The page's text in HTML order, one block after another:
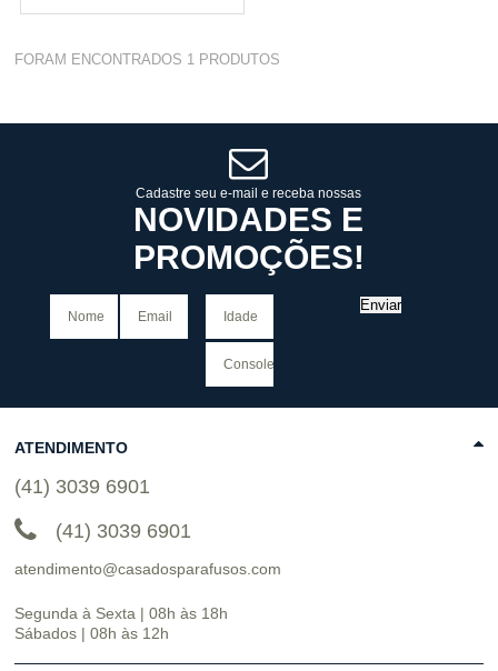
Varejo: R$ 4.050,70
10 x de R$ 255,09
FORAM ENCONTRADOS 1 PRODUTOS
Cadastre seu e-mail e receba nossas
NOVIDADES E
PROMOÇÕES!
Enviar
ATENDIMENTO
(41) 3039 6901
(41) 3039 6901
atendimento@casadosparafusos.com
Segunda à Sexta | 08h às 18h
Sábados | 08h às 12h